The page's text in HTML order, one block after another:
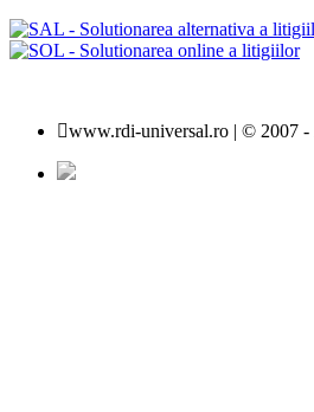
www.rdi-universal.ro | © 2007 -